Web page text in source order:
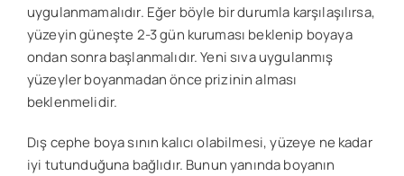
uygulanmamalıdır. Eğer böyle bir durumla karşılaşılırsa,
yüzeyin güneşte 2-3 gün kuruması beklenip boyaya
ondan sonra başlanmalıdır. Yeni sıva uygulanmış
yüzeyler boyanmadan önce prizinin alması
beklenmelidir.
Dış cephe boya sının kalıcı olabilmesi, yüzeye ne kadar
iyi tutunduğuna bağlıdır. Bunun yanında boyanın